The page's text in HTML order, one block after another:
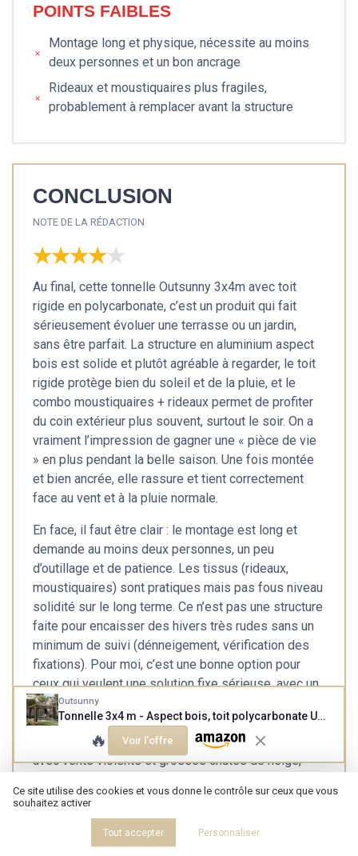
POINTS FAIBLES
Montage long et physique, nécessite au moins
deux personnes et un bon ancrage
Rideaux et moustiquaires plus fragiles,
probablement à remplacer avant la structure
CONCLUSION
NOTE DE LA RÉDACTION
★★★★★
★★★★★
Au final, cette tonnelle Outsunny 3x4m avec toit
rigide en polycarbonate, c’est un produit qui fait
sérieusement évoluer une terrasse ou un jardin,
sans être parfait. La structure en aluminium aspect
bois est solide et plutôt agréable à regarder, le toit
rigide protège bien du soleil et de la pluie, et le
combo moustiquaires + rideaux permet de profiter
du coin extérieur plus souvent, surtout le soir. On a
vraiment l’impression de gagner une « pièce de vie
» en plus pendant la belle saison. Une fois montée
et bien ancrée, elle rassure et tient correctement
face au vent et à la pluie normale.
En face, il faut être clair : le montage est long et
demande au moins deux personnes, un peu
d’outillage et de patience. Les tissus (rideaux,
moustiquaires) sont pratiques mais pas fous niveau
solidité sur le long terme. Ce n’est pas une structure
faite pour encaisser des hivers très rudes sans un
minimum de suivi (dénneigement, vérification des
fixations). Pour moi, c’est une bonne option pour
ceux qui veulent une solution fixe sérieuse, avec un
rendu visuel sympa, sans monter sur du très haut de
gamme. Si vous cherchez un abri léger qu’on sort de
temps en temps, ou si vous êtes dans une zone
avec vents violents et grosses chutes de neige,
quelque chose de plus simple et démontable.
Outsunny
Tonnelle 3x4 m - Aspect bois, toit polycarbonate UV50+
🔥 Voir l'offre
Ce site utilise des cookies et vous donne le contrôle sur ceux que vous
souhaitez activer
Tout accepter Personnaliser